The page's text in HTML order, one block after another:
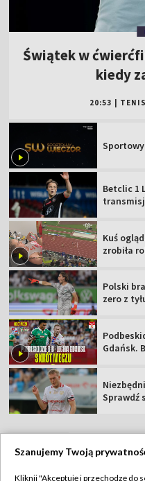
Świątek w
kiedy
20:53 TENIS
Sportowy
Betclic 1
Kuś
zrobiła
Polski
zero z
Gdańsk.
Sprawdź
Szanujemy Twoją
Kliknij "Akceptuję i przechodzę do